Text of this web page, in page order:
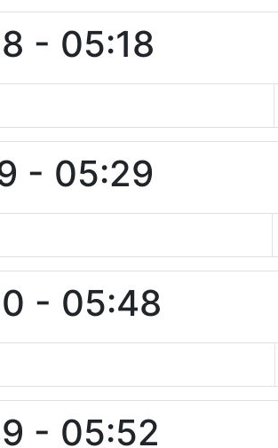
- 05:18
- 05:29
- 05:48
- 05:52